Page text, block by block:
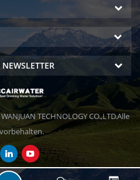
TECHNOLOGY CO.,LTD.Alle